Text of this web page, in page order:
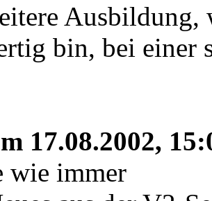
Ausbildung,
bin, bei einer
17.08.2002,
wie immer